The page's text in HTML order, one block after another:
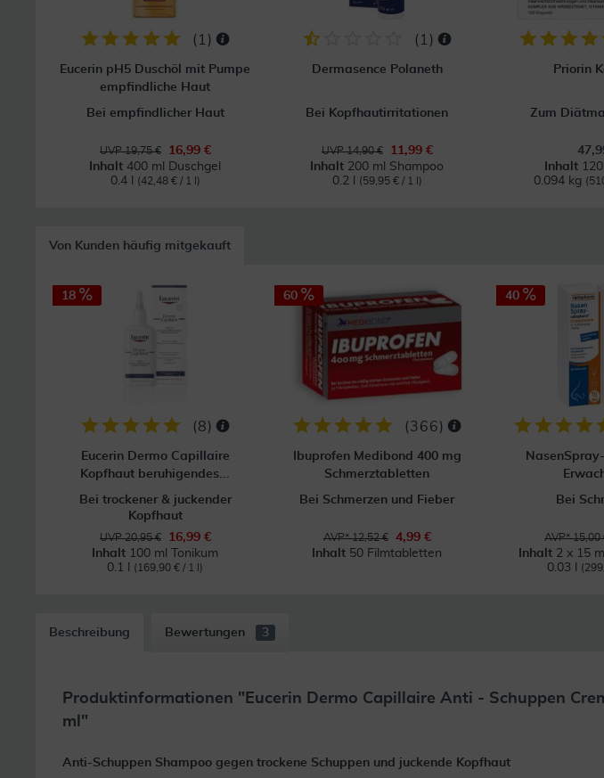
( 1 )
Eucerin pH5 Duschöl mit Pumpe
empfindliche Haut
Bei empfindlicher Haut
UVP 19,75 €
16,99 €
Inhalt 400 ml Duschgel
0.4 l
(42,48 € / 1 l)
( 1 )
Dermasence Polaneth
Bei Kopfhautirritationen
UVP 14,90 €
11,99 €
Inhalt 200 ml Shampoo
0.2 l
(59,95 € / 1 l)
Priorin
Zum
Inhalt
0.094 kg
Von Kunden häufig mitgekauft
18
(8)
Eucerin Dermo Capillaire
Kopfhaut beruhigendes...
Bei trockener & juckender
Kopfhaut
UVP 20,95 €
16,99 €
Inhalt 100 ml Tonikum
0.1 l
(169,90 € / 1 l)
60
(366)
Ibuprofen Medibond 400 mg
Schmerztabletten
Bei Schmerzen und Fieber
AVP* 12,52 €
4,99 €
Inhalt 50 Filmtabletten
40
Bei
AVP* 15,00
Inhalt 2 x 15
0.03 l
Beschreibung Bewertungen 3
Produktinformationen "Eucerin Dermo Capillaire Anti - Schuppen
ml"
Anti-Schuppen Shampoo gegen trockene Schuppen und juckende Kopfhaut